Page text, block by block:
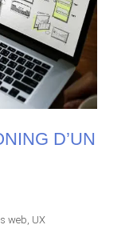
D’UN
web, UX